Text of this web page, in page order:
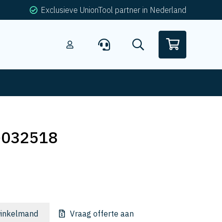
Exclusieve UnionTool partner in Nederland
Vraag offerte aan